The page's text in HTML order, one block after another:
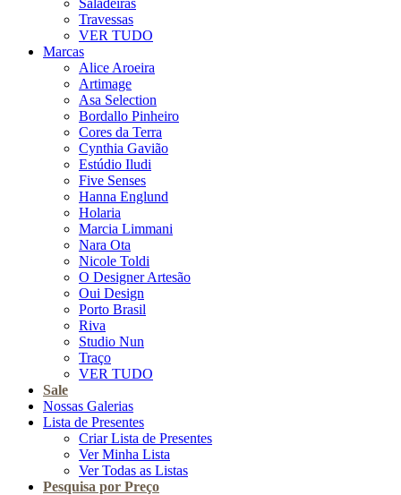
Saladeiras
Travessas
VER TUDO
Marcas
Alice Aroeira
Artimage
Asa Selection
Bordallo Pinheiro
Cores da Terra
Cynthia Gavião
Estúdio Iludi
Five Senses
Hanna Englund
Holaria
Marcia Limmani
Nara Ota
Nicole Toldi
O Designer Artesão
Oui Design
Porto Brasil
Riva
Studio Nun
Traço
VER TUDO
Sale
Nossas Galerias
Lista de Presentes
Criar Lista de Presentes
Ver Minha Lista
Ver Todas as Listas
Pesquisa por Preço